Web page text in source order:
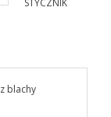
STYCZNIK